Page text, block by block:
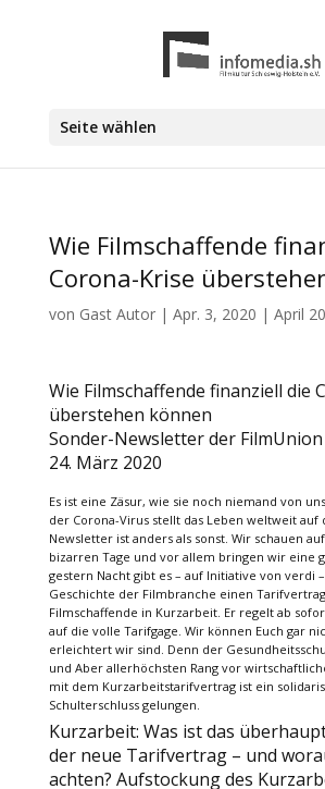
Seite wählen
Wie Filmschaffende
Corona-Krise
von Gast Autor| Apr. 3, 2020 | April
Wie Filmschaffende finanziell die
überstehen können
Sonder-Newsletter der
24. März 2020
Es ist eine Zäsur, wie sie noch niemand von
der Corona-Virus stellt das Leben weltweit auf
Newsletter ist anders als sonst. Wir schauen
bizarren Tage und vor allem bringen wir eine
gestern Nacht gibt es – auf Initiative von verdi
Geschichte der Filmbranche einen
Filmschaffende in Kurzarbeit. Er regelt ab
auf die volle Tarifgage. Wir können Euch gar
erleichtert wir sind. Denn der
und Aber allerhöchsten Rang vor
mit dem Kurzarbeitstarifvertrag ist ein
Schulterschluss gelungen.
Kurzarbeit: Was ist das
der neue Tarifvertrag – und
achten? Aufstockung des